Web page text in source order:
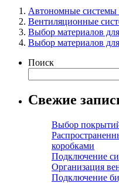
Автономные системы
Вентиляционные
Выбор материалов
Выбор материалов
Поиск
Свежие
Выбор покрытий
коробками
Подключение
Организация
Подключение